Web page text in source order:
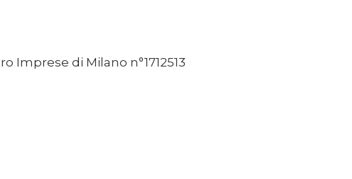
Imprese di Milano n°1712513